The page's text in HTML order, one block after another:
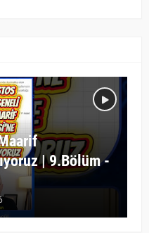
| 9.Bölüm -